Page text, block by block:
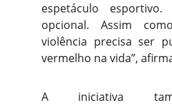
espetáculo
opcional. Assim
violência precisa ser
vermelho na vida”,
A iniciativa